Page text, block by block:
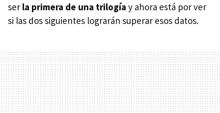
ser la primera de una trilogía y ahora está por ver
si las dos siguientes lograrán superar esos datos.